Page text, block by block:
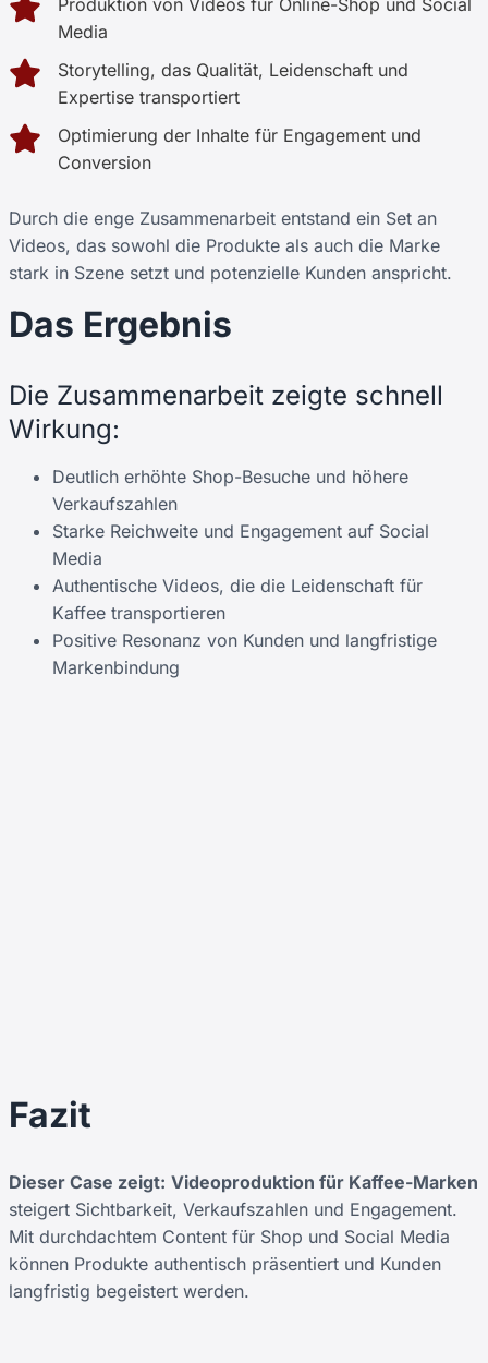
Media
Storytelling, das Qualität, Leidenschaft und
Expertise transportiert
Optimierung der Inhalte für Engagement und
Conversion
Durch die enge Zusammenarbeit entstand ein Set an
Videos, das sowohl die Produkte als auch die Marke
stark in Szene setzt und potenzielle Kunden anspricht.
Das Ergebnis
Die Zusammenarbeit zeigte schnell
Wirkung:
Deutlich erhöhte Shop-Besuche und höhere
Verkaufszahlen
Starke Reichweite und Engagement auf Social
Media
Authentische Videos, die die Leidenschaft für
Kaffee transportieren
Positive Resonanz von Kunden und langfristige
Markenbindung
Fazit
Dieser Case zeigt: Videoproduktion für Kaffee-Marken
steigert Sichtbarkeit, Verkaufszahlen und Engagement.
Mit durchdachtem Content für Shop und Social Media
können Produkte authentisch präsentiert und Kunden
langfristig begeistert werden.